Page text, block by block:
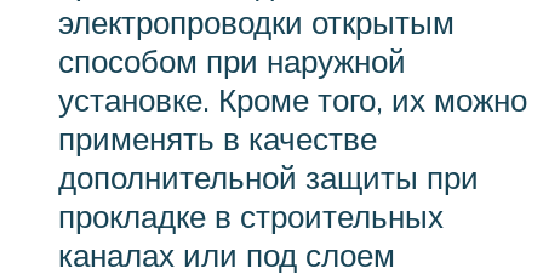
электропроводки открытым
способом при наружной
установке. Кроме того, их можно
применять в качестве
дополнительной защиты при
прокладке в строительных
каналах или под слоем